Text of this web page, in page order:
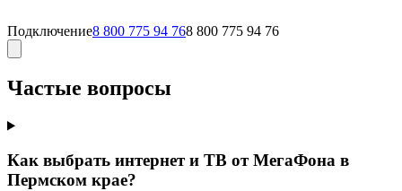
Подключение8 800 775 94 768 800 775 94 76
Частые вопросы
Как выбрать интернет и ТВ от МегаФона в
Пермском крае?